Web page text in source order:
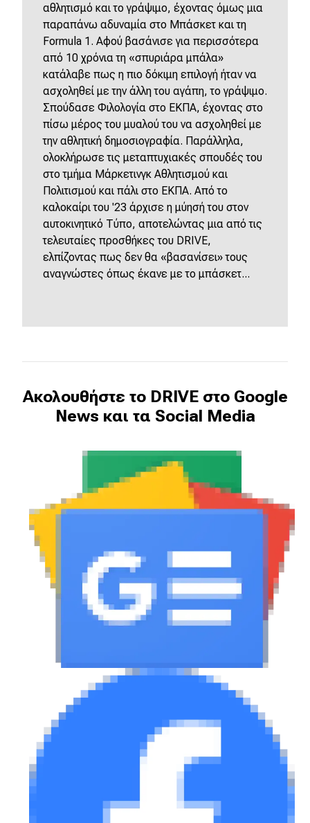
αθλητισμό και το γράψιμο, έχοντας όμως μια
παραπάνω αδυναμία στο Μπάσκετ και τη
Formula 1. Αφού βασάνισε για περισσότερα
από 10 χρόνια τη «σπυριάρα μπάλα»
κατάλαβε πως η πιο δόκιμη επιλογή ήταν να
ασχοληθεί με την άλλη του αγάπη, το γράψιμο.
Σπούδασε Φιλολογία στο ΕΚΠΑ, έχοντας στο
πίσω μέρος του μυαλού του να ασχοληθεί με
την αθλητική δημοσιογραφία. Παράλληλα,
ολοκλήρωσε τις μεταπτυχιακές σπουδές του
στο τμήμα Μάρκετινγκ Αθλητισμού και
Πολιτισμού και πάλι στο ΕΚΠΑ. Από το
καλοκαίρι του '23 άρχισε η μύησή του στον
αυτοκινητικό Τύπο, αποτελώντας μια από τις
τελευταίες προσθήκες του DRIVE,
ελπίζοντας πως δεν θα «βασανίσει» τους
αναγνώστες όπως έκανε με το μπάσκετ...
Ακολουθήστε το DRIVE στο Google
News και τα Social Media